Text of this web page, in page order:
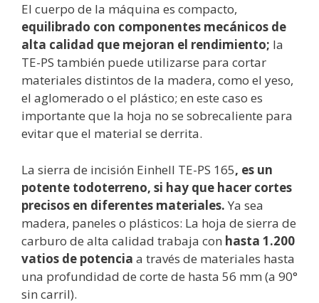
El cuerpo de la máquina es compacto,
equilibrado con componentes mecánicos de
alta calidad que mejoran el rendimiento; la
TE-PS también puede utilizarse para cortar
materiales distintos de la madera, como el yeso,
el aglomerado o el plástico; en este caso es
importante que la hoja no se sobrecaliente para
evitar que el material se derrita.
La sierra de incisión Einhell TE-PS 165, es un
potente todoterreno, si hay que hacer cortes
precisos en diferentes materiales. Ya sea
madera, paneles o plásticos: La hoja de sierra de
carburo de alta calidad trabaja con hasta 1.200
vatios de potencia a través de materiales hasta
una profundidad de corte de hasta 56 mm (a 90°
sin carril).